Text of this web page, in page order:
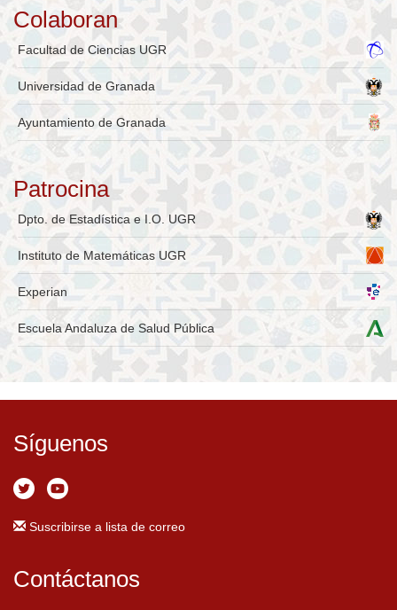
Colaboran
Facultad de Ciencias UGR
Universidad de Granada
Ayuntamiento de Granada
Patrocina
Dpto. de Estadística e I.O. UGR
Instituto de Matemáticas UGR
Experian
Escuela Andaluza de Salud Pública
Síguenos
Suscribirse a lista de correo
Contáctanos